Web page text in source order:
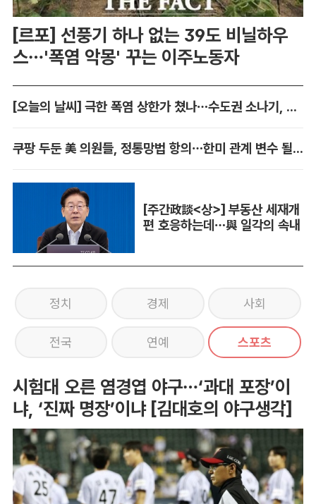
[르포] 선풍기 하나 없는 39도 비닐하우
스…'폭염 악몽' 꾸는 이주노동자
[오늘의 날씨] 극한 폭염 상한가 쳤나…수도권 소나기, 동해안에 폭우
쿠팡 두둔 美 의원들, 정통망법 항의…한미 관계 변수 될까
[주간政談<상>] 부동산 세재개
편 호응하는데…與 일각의 속내
정치 경제 사회
전국 연예 스포츠
시험대 오른 염경엽 야구…‘과대 포장’이
냐, ‘진짜 명장’이냐 [김대호의 야구생각]